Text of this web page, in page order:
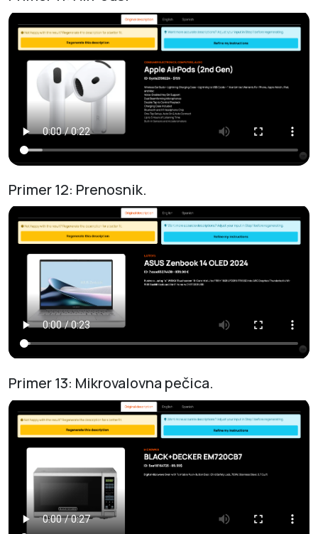
Primer 12: Prenosnik.
Primer 13: Mikrovalovna pečica.